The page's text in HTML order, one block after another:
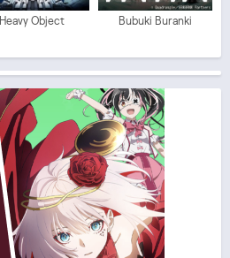
Heavy Object Bubuki Buranki